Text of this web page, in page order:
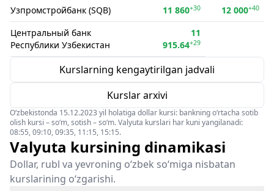
Узпромстройбанк (SQB) 11 860+30 12 000+40
Центральный банк
Республики Узбекистан
11
915.64+29
Kurslarning kengaytirilgan jadvali
Kurslar arxivi
O‘zbekistonda 15.12.2023 yil holatiga dollar kursi: bankning o‘rtacha sotib
olish kursi – so‘m, sotish – so‘m. Valyuta kurslari har kuni yangilanadi:
08:55, 09:10, 09:35, 11:15, 15:15.
Valyuta kursining dinamikasi
Dollar, rubl va yevroning o‘zbek so‘miga nisbatan
kurslarining o‘zgarishi.